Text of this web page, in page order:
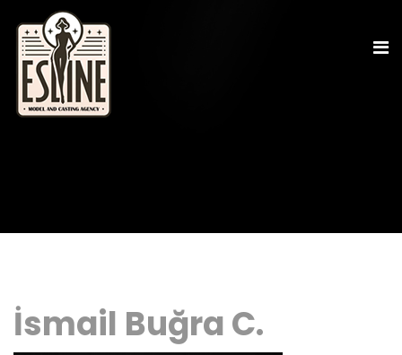
İsmail Buğra C.